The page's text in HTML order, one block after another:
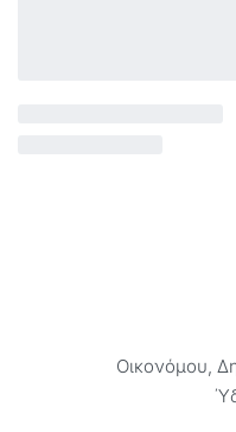
Οικονόμου,